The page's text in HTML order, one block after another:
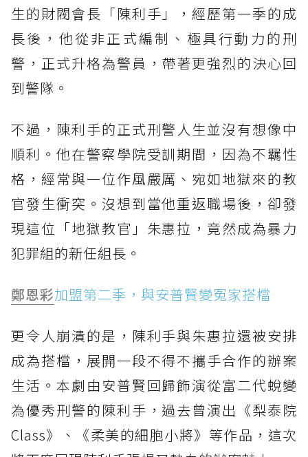
生的財閥會長「陳利手」，經歷第一季的成
長後，他從非正式編制、極具行動力的刑
警，正式升格為警員，帶著更強烈的決心回
到警隊。
不過，陳利手的正式刑警人生並沒有想像中
順利。他在警察學院受訓期間，因為不羈性
格，經常與一位作風嚴厲、宛如地獄來的教
官發生衝突。沒想到當他重返職場後，卻發
現這位「地獄教官」朱惠拉，竟然成為暴力
犯罪組的新任組長。
鄭恩彩加盟第二季，與安普賢變冤家搭檔
更令人崩潰的是，陳利手與朱惠拉還被安排
成為搭檔，展開一段不得不攜手合作的辦案
生活。本劇由安普賢回歸飾演從富二代蛻變
為優秀刑警的陳利手，過去曾演出《梨泰院
Class》、《柔美的細胞小將》等作品，這次